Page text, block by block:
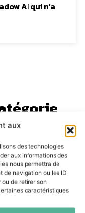
aux
des technologies
aux informations des
nous permettra de
de navigation ou les ID
ou de retirer son
caractéristiques
AI qui n’a
ou le
plus besoin